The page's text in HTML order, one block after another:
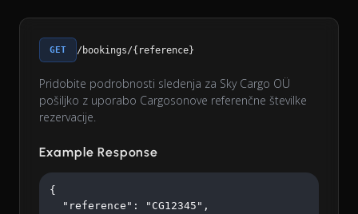
GET /bookings/{reference}
Pridobite podrobnosti sledenja za Sky Cargo OÜ
pošiljko z uporabo Cargosonove referenčne številke
rezervacije.
Example Response
{
  "reference": "CG12345",